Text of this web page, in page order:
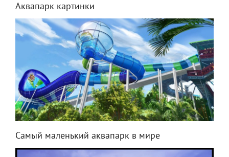
Аквапарк картинки
Самый маленький аквапарк в мире